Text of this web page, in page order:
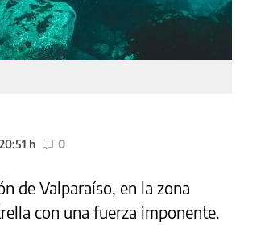
20:51 h 0
de Valparaíso, en la zona
con una fuerza imponente.